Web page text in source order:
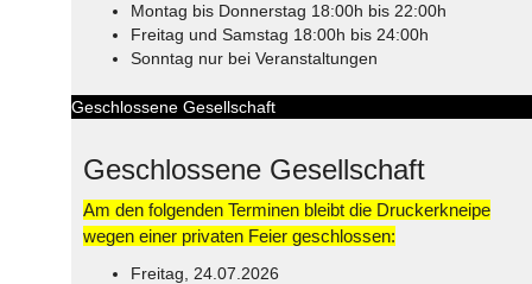
Montag bis Donnerstag 18:00h bis 22:00h
Freitag und Samstag 18:00h bis 24:00h
Sonntag nur bei Veranstaltungen
Geschlossene Gesellschaft
Geschlossene Gesellschaft
Am den folgenden Terminen bleibt die Druckerkneipe
wegen einer privaten Feier geschlossen:
Freitag, 24.07.2026